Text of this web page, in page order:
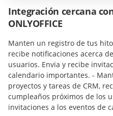
Integración cercana
ONLYOFFICE
Manten un registro de tus
recibe notificaciones acerca
usuarios. Envia y recibe
calendario importantes. -
proyectos y tareas de CRM,
cumpleaños próximos de los
invitaciones a los eventos de